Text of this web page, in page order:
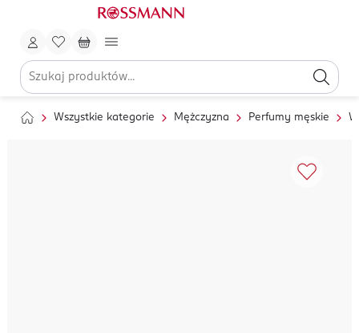
Wszystkie kategorie Mężczyzna Perfumy męskie